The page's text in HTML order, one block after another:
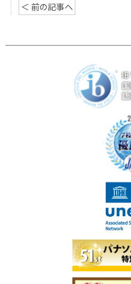
＜ 前の記事へ